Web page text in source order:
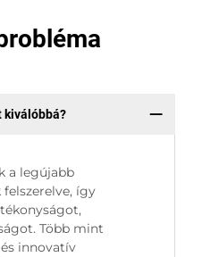
kiválóbbá?
a legújabb
így
Több mint
innovatív